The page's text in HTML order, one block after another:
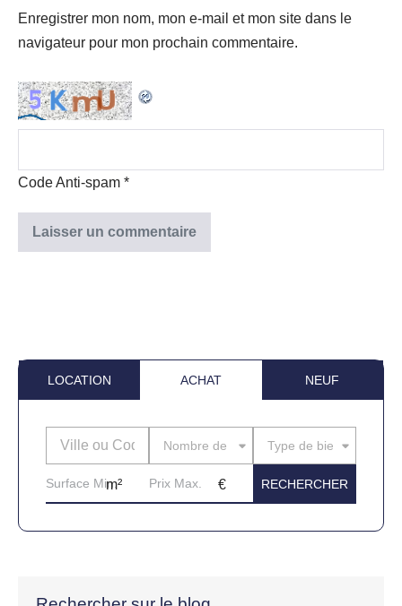
Enregistrer mon nom, mon e-mail et mon site dans le
navigateur pour mon prochain commentaire.
Code Anti-spam *
LOCATION ACHAT NEUF
Nombre de piècesType de bien